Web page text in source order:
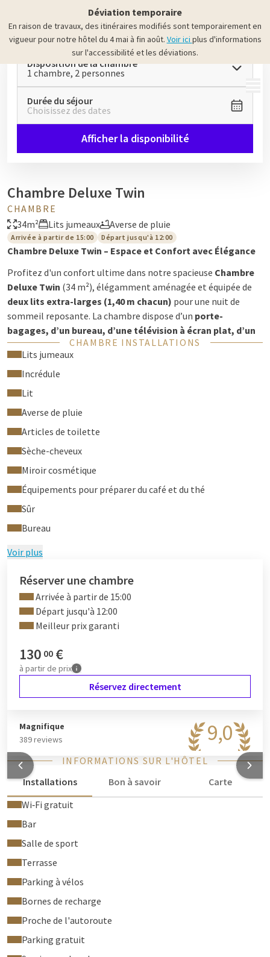
Déviation temporaire
En raison de travaux, des itinéraires modifiés sont temporairement en
vigueur pour notre hôtel du 4 mai à fin août. Voir ici plus d'informations
sur l'accessibilité et les déviations.
MENU
Disposition de la chambre
1 chambre, 2 personnes
Durée du séjour
Choisissez des dates
Afficher la disponibilité
Chambre Deluxe Twin
CHAMBRE
34m²
Lits jumeaux Averse de pluie
Arrivée à partir de 15:00 Départ jusqu'à 12:00
Chambre Deluxe Twin – Espace et Confort avec Élégance
Profitez d'un confort ultime dans notre spacieuse Chambre
Deluxe Twin (34 m²), élégamment aménagée et équipée de
deux lits extra-larges (1,40 m chacun) pour une nuit de
sommeil reposante. La chambre dispose d’un porte-
bagages, d’un bureau, d’une télévision à écran plat, d’un
grand espace de rangement et de la climatisation. La salle
de bain luxueuse est dotée d’un
effet pluie et d’un sèche-cheveux
journée.
De plus, profitez d’équipements supplémentaires tels que
coffre-fort, un mini-réfrigérateur, un fer et une planche à
repasser, un coin salon confortable
Vous voyagez en famille ou entre amis ?
égalementdes chambres communicantes – n’hésitez pas à
vous renseigner !
?Les animaux ne sont pas admis, sauf les chiens guides.
? Découvrez notre Chambre Deluxe Twin ici !
CHAMBRE INSTALLATIONS
Lits jumeaux
Incrédule
Lit
Averse de pluie
Articles de toilette
Sèche-cheveux
Miroir cosmétique
Équipements pour préparer du café et du thé
Sûr
Bureau
Voir plus
Réserver une chambre
Arrivée à partir de 15:00
Départ jusqu'à 12:00
Meilleur prix garanti
130 00 €
à partir de prix
Réservez directement
9,0
Magnifique
389 reviews
INFORMATIONS SUR L'HÔTEL
Installations
Bon à savoir
Carte
Wi‑Fi gratuit
Bar
Salle de sport
Terrasse
Parking à vélos
Bornes de recharge
Proche de l'autoroute
Parking gratuit